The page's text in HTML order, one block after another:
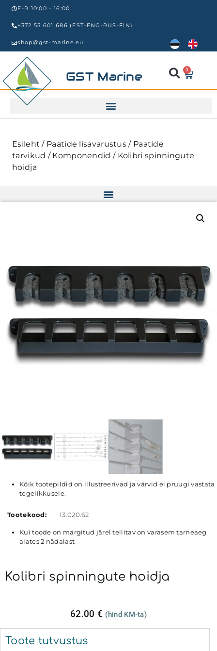
E-R 10:00 - 16:00
+372 55 601 686 (EST-ENG-RUS-FIN)
shop@gst-marine.eu
GST Marine 0
Esileht / Paatide lisavarustus / Paatide
tarvikud / Komponendid / Kolibri spinningute
hoidja
Kõik tootepildid on illustreerivad ja värvid ei pruugi vastata
tegelikkusele.
Tootekood: 13.020.62
Kui toode on märgitud järel tellitav on varasem tarneaeg
alates 2 nädalast
Kolibri spinningute hoidja
62.00 € (hind KM-ta)
Toote tutvustus